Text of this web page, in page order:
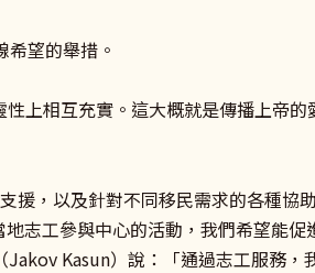
望的舉措。
上相互充實。這大概就是傳播上帝
援，以及針對不同移民需求的各種協
志工參與中心的活動，我們希望能促
Kasun）說：「通過志工服務，